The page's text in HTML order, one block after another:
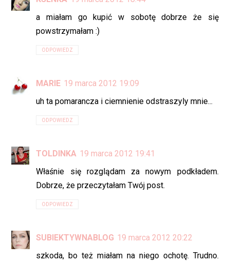
a miałam go kupić w sobotę dobrze że się
powstrzymałam :)
ODPOWIEDZ
MARIE 19 marca 2012 19:09
uh ta pomarancza i ciemnienie odstraszyly mnie...
ODPOWIEDZ
TOLDINKA 19 marca 2012 19:41
Właśnie się rozglądam za nowym podkładem.
Dobrze, że przeczytałam Twój post.
ODPOWIEDZ
SUBIEKTYWNABLOG 19 marca 2012 20:22
szkoda, bo też miałam na niego ochotę. Trudno.